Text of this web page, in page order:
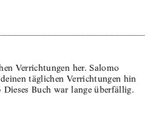
Verrichtungen her. Salomo
täglichen Verrichtungen hin
Buch war lange überfällig.